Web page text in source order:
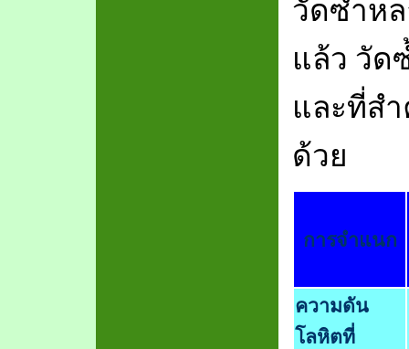
วัดซ้ำห
แล้ว วัด
และที่ส
ด้วย
การจำแนก
ความดัน
โลหิตที่